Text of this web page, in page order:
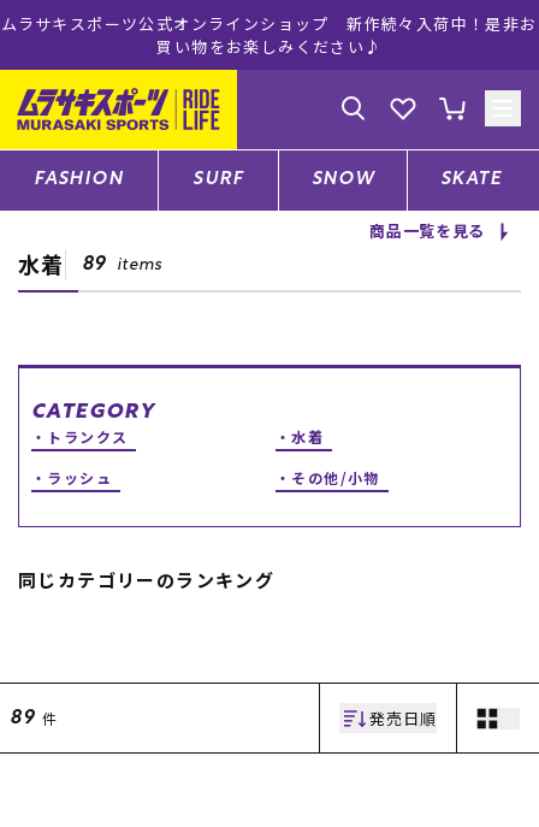
ムラサキスポーツ公式オンラインショップ 新作続々入荷中！是非お
買い物をお楽しみください♪
ゲスト様
ログイン 会員登録
CATEGORY
ファッションTOP
スノーTOP
FASHION SURF SNOW SKATE
商品一覧を見る
水着 89 items
CATEGORY
トランクス
水着
ラッシュ
その他/小物
同じカテゴリーのランキング
89 件 発売日順